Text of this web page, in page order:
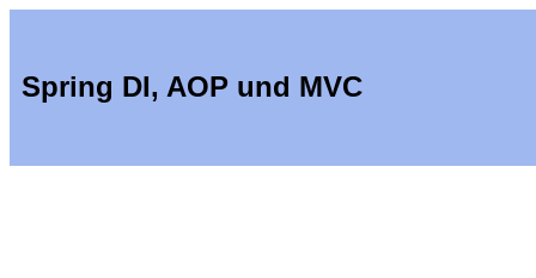
Spring DI, AOP und MVC